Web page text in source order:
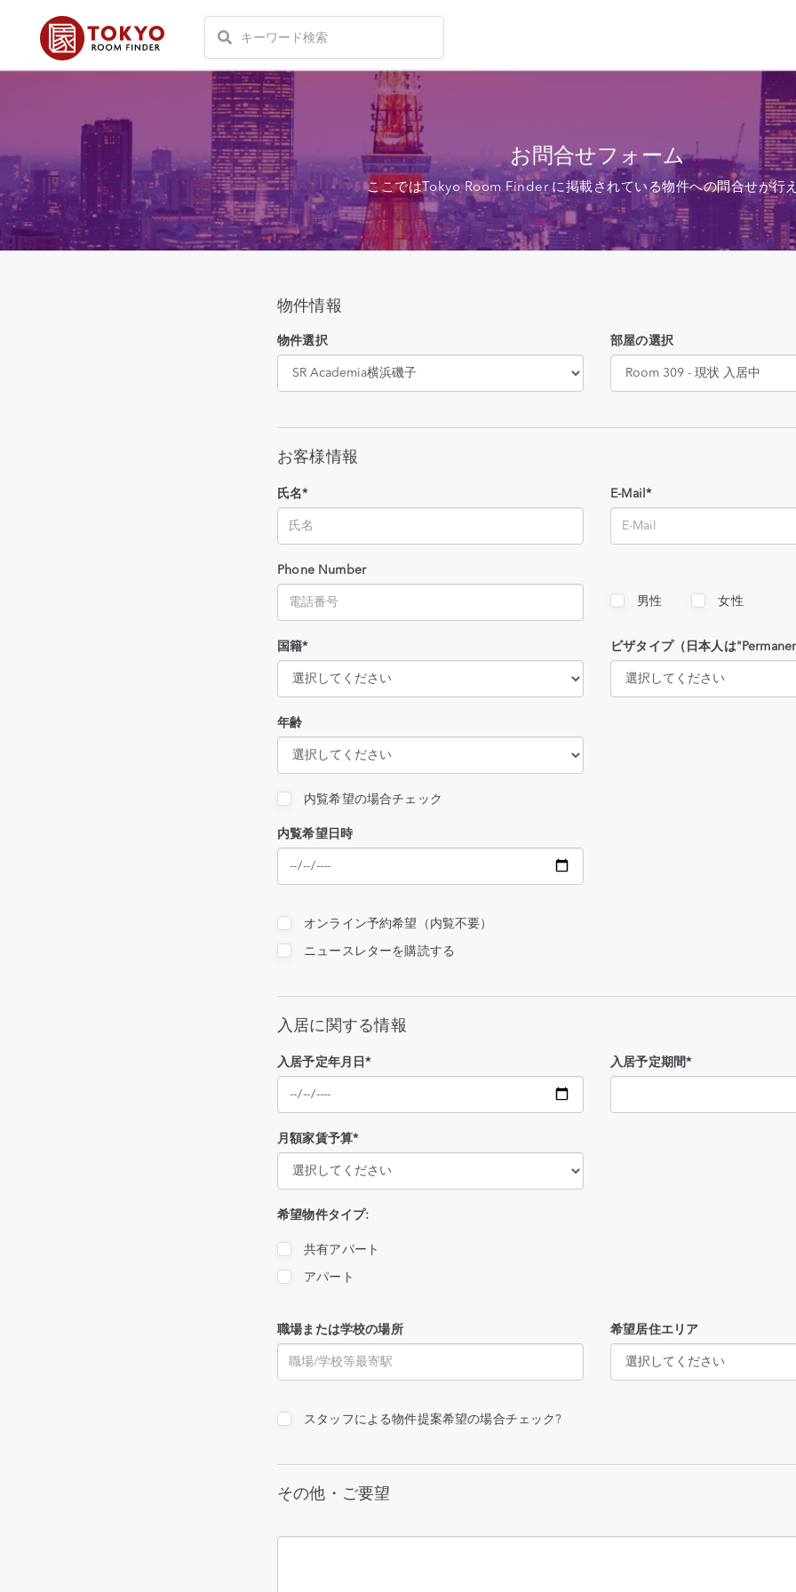
お問合せフォーム
ここではTokyo Room Finder に掲載されている物件への問合せが行
物件情報
物件選択 部屋の選択
お客様情報
氏名* E-Mail*
Phone Number
男性 女性
国籍* ビザタイプ（日本人は
年齢
内覧希望の場合チェック
内覧希望日時
オンライン予約希望（内覧不要）
ニュースレターを購読する
入居に関する情報
入居予定年月日* 入居予定期間*
月額家賃予算*
希望物件タイプ:
共有アパート
アパート
職場または学校の場所 希望居住エリア
スタッフによる物件提案希望の場合チェック?
その他・ご要望